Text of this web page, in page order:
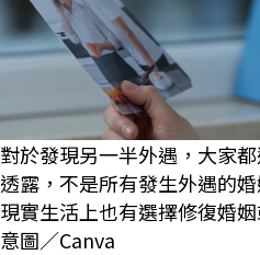
對於發現另一半外遇，大家
透露，不是所有發生外遇的
現實生活上也有選擇修復婚
意圖／Canva